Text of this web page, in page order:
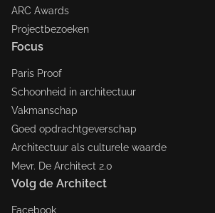
ARC Awards
Projectbezoeken
Focus
Paris Proof
Schoonheid in architectuur
Vakmanschap
Goed opdrachtgeverschap
Architectuur als culturele waarde
Mevr. De Architect 2.0
Volg de Architect
Facebook